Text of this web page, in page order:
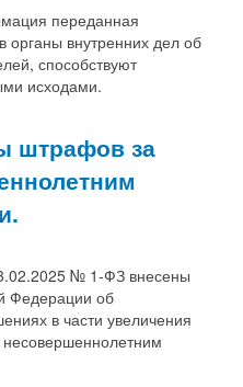
переданная
внутренних дел об
способствуют
исходами.
штрафов за
№ 1-ФЗ внесены
Федерации об
в части увеличения